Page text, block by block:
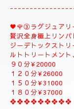
②✨🌻メンテナンス
大人のお客様のご自
になります。
全身極上リンパド
デトックストリー
ぎ蒸しトリートメ
９０分¥22000